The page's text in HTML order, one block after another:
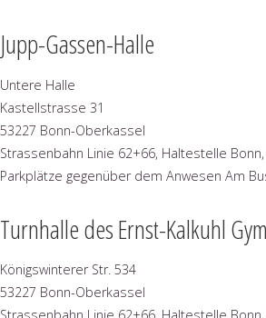
Jupp-Gassen-Halle
Untere Halle
Kastellstrasse 31
53227 Bonn-Oberkassel
Strassenbahn Linie 62+66, Haltestelle
Parkplätze gegenüber dem Anwesen Am
Turnhalle des Ernst-Kalkuhl
Königswinterer Str. 534
53227 Bonn-Oberkassel